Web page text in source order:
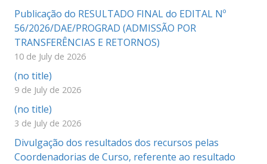
Publicação do RESULTADO FINAL do EDITAL Nº
56/2026/DAE/PROGRAD (ADMISSÃO POR
TRANSFERÊNCIAS E RETORNOS)
10 de July de 2026
(no title)
9 de July de 2026
(no title)
3 de July de 2026
Divulgação dos resultados dos recursos pelas
Coordenadorias de Curso, referente ao resultado